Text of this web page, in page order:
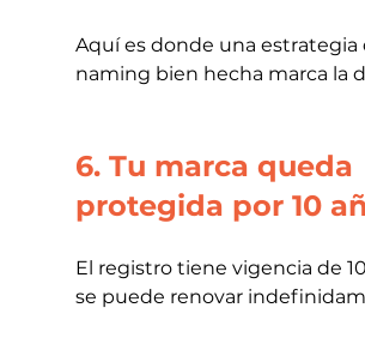
Aquí es donde una estrategia
naming bien hecha marca la
6. Tu marca queda
protegida por 10
El registro tiene vigencia de
se puede renovar